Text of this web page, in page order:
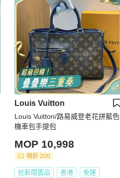
Louis Vuitton
Louis Vuitton/路易威登老花拼藍色
機車包手提包
MOP 10,998
現折 200
近新閒置品 香港 免運